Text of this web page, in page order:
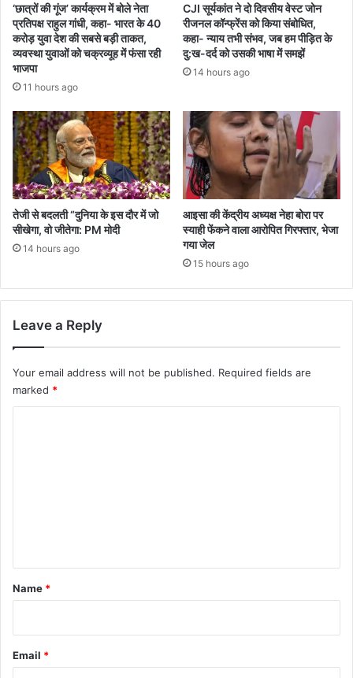
‘छात्रों की गूंज’ कार्यक्रम में बोले नेता
प्रतिपक्ष राहुल गांधी, कहा- भारत के 40
करोड़ युवा देश की सबसे बड़ी ताकत,
व्यवस्था युवाओं को चक्रव्यूह में फंसा रही
भाजपा
11 hours ago
CJI सूर्यकांत ने दो दिवसीय वेस्ट जोन
रीजनल कॉन्फ्रेंस को किया संबोधित,
कहा- न्याय तभी संभव, जब हम पीड़ित के
दु:ख-दर्द को उसकी भाषा में समझें
14 hours ago
तेजी से बदलती “दुनिया के इस दौर में जो
सीखेगा, वो जीतेगा: PM मोदी
14 hours ago
आइसा की केंद्रीय अध्यक्ष नेहा बोरा पर
स्याही फेंकने वाला आरोपित गिरफ्तार, भेजा
गया जेल
15 hours ago
Leave a Reply
Your email address will not be published. Required fields are
marked *
*
Name *
Email *